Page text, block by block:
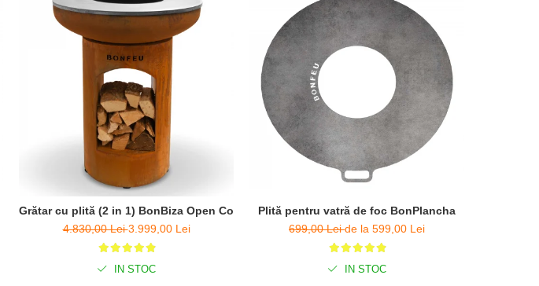
Grătar cu plită (2 in 1) BonBiza Open Corten - D 80cm x H 100cm
4.830,00 Lei3.999,00 Lei
IN STOC
Plită pentru vatră de foc BonPlancha
699,00 Leide la 599,00 Lei
IN STOC